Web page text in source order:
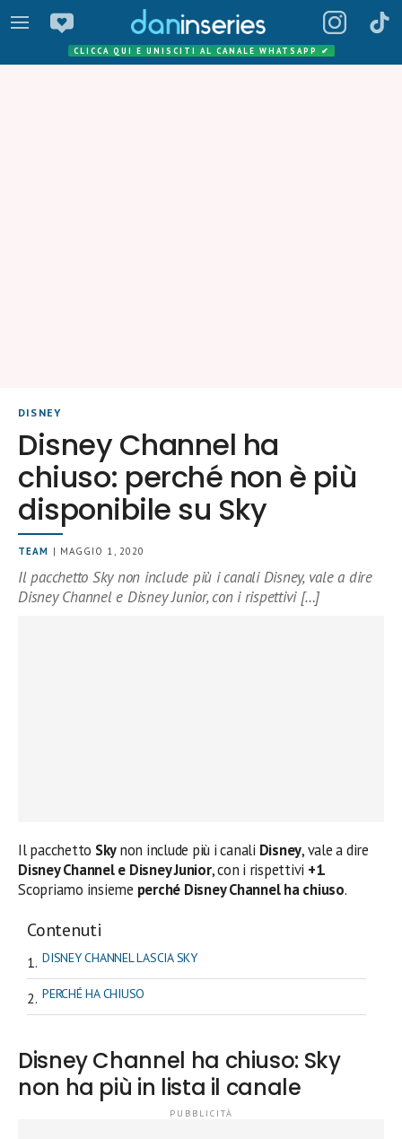
CLICCA QUI E UNISCITI AL CANALE WHATSAPP ✔
DISNEY
Disney Channel ha
chiuso: perché non è più
disponibile su Sky
TEAM | MAGGIO 1, 2020
Il pacchetto Sky non include più i canali Disney, vale a dire
Disney Channel e Disney Junior, con i rispettivi […]
Il pacchetto Skynon include più i canali Disney, vale a dire
Disney Channel e Disney Junior, con i rispettivi +1.
Scopriamo insieme perché Disney Channel ha chiuso.
Contenuti
DISNEY CHANNEL LASCIA SKY
PERCHÉ HA CHIUSO
Disney Channel ha chiuso: Sky
non ha più in lista il canale